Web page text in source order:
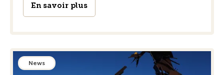
En savoir plus
News